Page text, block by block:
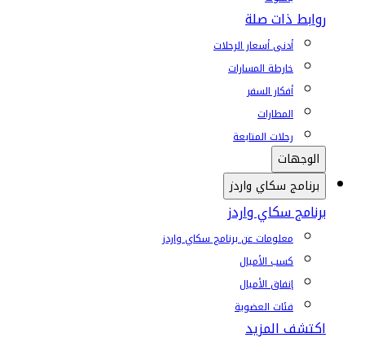
روابط ذات صلة
أدنى أسعار الرحلات
خارطة المسارات
أفكار السفر
المطارات
رحلات المتابعة
الوجهات
برنامج سكاي واردز
برنامج سكاي واردز
معلومات عن برنامج سكاي واردز
كسب الأميال
إنفاق الأميال
فئات العضوية
اكتشف المزيد